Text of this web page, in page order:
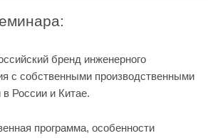
бренд инженерного
с собственными производственными
России и Китае.
программа, особенности